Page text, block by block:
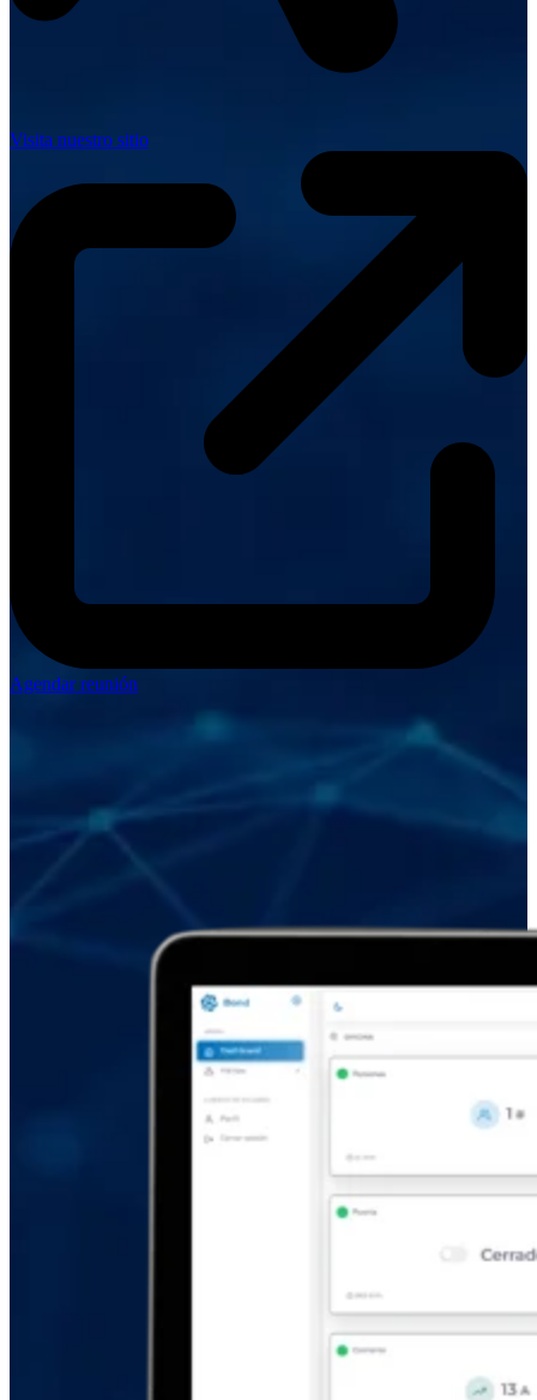
Visita nuestro sitio
Agendar reunión